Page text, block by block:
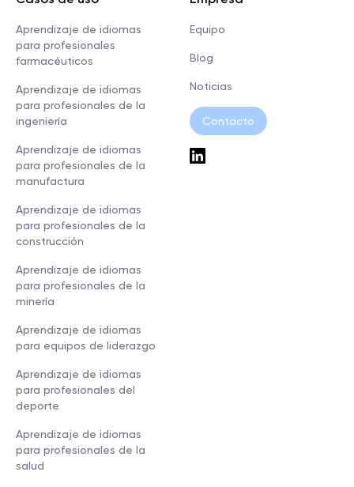
Aprendizaje de idiomas
para profesionales
farmacéuticos
Aprendizaje de idiomas
para profesionales de la
ingeniería
Aprendizaje de idiomas
para profesionales de la
manufactura
Aprendizaje de idiomas
para profesionales de la
construcción
Aprendizaje de idiomas
para profesionales de la
minería
Aprendizaje de idiomas
para equipos de liderazgo
Aprendizaje de idiomas
para profesionales del
deporte
Aprendizaje de idiomas
para profesionales de la
salud
Equipo
Blog
Noticias
Contacto